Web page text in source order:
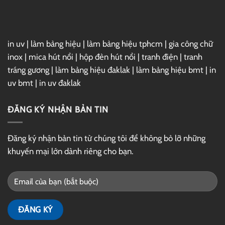
in uv | làm bảng hiệu | làm bảng hiệu tphcm | gia công chữ
inox | mica hút nổi | hộp đèn hút nổi | tranh điện | tranh
tráng gương | làm bảng hiệu đaklak | làm bảng hiệu bmt | in
uv bmt | in uv đaklak
ĐĂNG KÝ NHẬN BẢN TIN
Đăng ký nhận bản tin từ chúng tôi để không bỏ lỡ những
khuyến mại lớn dành riêng cho bạn.